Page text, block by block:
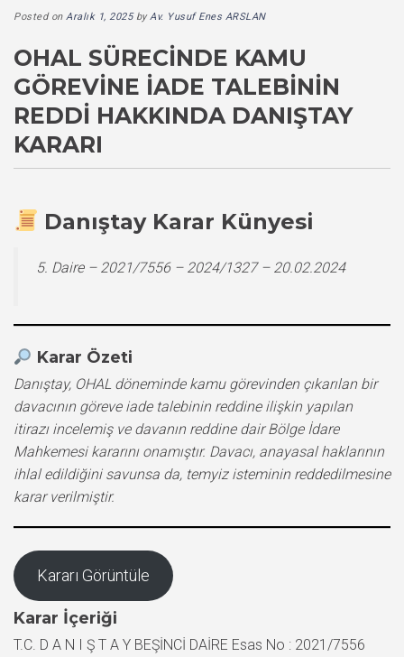
Posted on Aralık 1, 2025byAv. Yusuf Enes ARSLAN
OHAL SÜRECINDE KAMU
GÖREVINE İADE TALEBININ
REDDI HAKKINDA DANIŞTAY
KARARI
Danıştay Karar Künyesi
5. Daire – 2021/7556 – 2024/1327 – 20.02.2024
Karar Özeti
Danıştay, OHAL döneminde kamu görevinden çıkarılan bir
davacının göreve iade talebinin reddine ilişkin yapılan
itirazı incelemiş ve davanın reddine dair Bölge İdare
Mahkemesi kararını onamıştır. Davacı, anayasal haklarının
ihlal edildiğini savunsa da, temyiz isteminin reddedilmesine
karar verilmiştir.
Kararı Görüntüle
Karar İçeriği
T.C. D A N I Ş T A Y BEŞİNCİ DAİRE Esas No : 2021/7556